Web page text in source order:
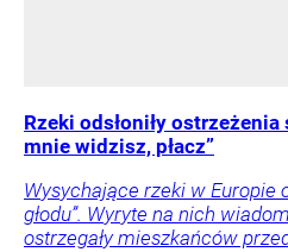
Rzeki odsłoniły
mnie widzisz, płacz”
Wysychające rzeki w Europie
głodu”. Wyryte na nich
ostrzegały mieszkańców